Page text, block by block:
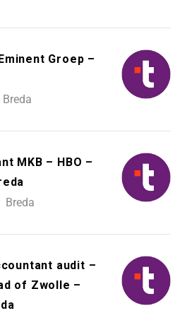
Groep –
Breda
MKB – HBO –
Breda
audit –
of Zwolle –